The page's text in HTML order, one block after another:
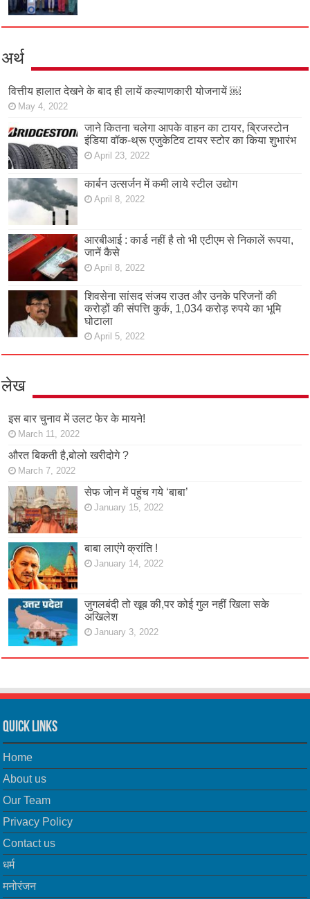
अर्थ
वित्तीय हालात देखने के बाद ही लायें कल्याणकारी योजनायें ￼
May 4, 2022
जाने कितना चलेगा आपके वाहन का टायर, ब्रिजस्टोन
इंडिया वॉक-थ्रू एजुकेटिव टायर स्टोर का किया शुभारंभ
April 23, 2022
कार्बन उत्सर्जन में कमी लाये स्टील उद्योग
April 8, 2022
आरबीआई : कार्ड नहीं है तो भी एटीएम से निकालें रूपया,
जानें कैसे
April 8, 2022
शिवसेना सांसद संजय राउत और उनके परिजनों की
करोड़ों की संपत्ति कुर्क, 1,034 करोड़ रुपये का भूमि
घोटाला
April 5, 2022
लेख
इस बार चुनाव में उलट फेर के मायने!
March 11, 2022
औरत बिकती है,बोलो खरीदोगे ?
March 7, 2022
सेफ जोन में पहुंच गये ‘बाबा’
January 15, 2022
बाबा लाएंगे क्रांति !
January 14, 2022
जुगलबंदी तो खूब की,पर कोई गुल नहीं खिला सके
अखिलेश
January 3, 2022
Quick Links
Home
About us
Our Team
Privacy Policy
Contact us
धर्म
मनोरंजन